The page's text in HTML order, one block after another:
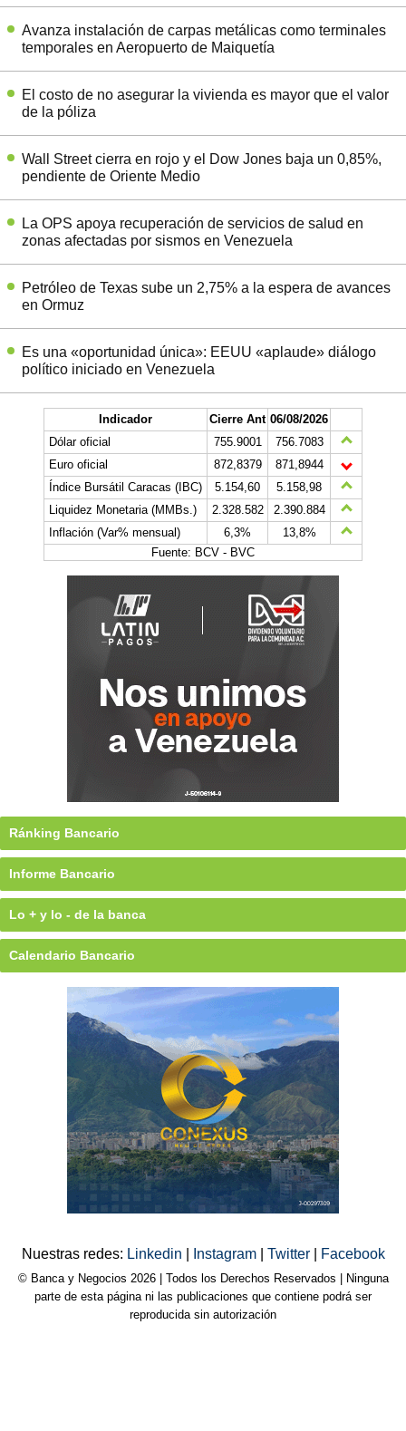
Avanza instalación de carpas metálicas como terminales
temporales en Aeropuerto de Maiquetía
El costo de no asegurar la vivienda es mayor que el valor
de la póliza
Wall Street cierra en rojo y el Dow Jones baja un 0,85%,
pendiente de Oriente Medio
La OPS apoya recuperación de servicios de salud en
zonas afectadas por sismos en Venezuela
Petróleo de Texas sube un 2,75% a la espera de avances
en Ormuz
Es una «oportunidad única»: EEUU «aplaude» diálogo
político iniciado en Venezuela
Indicador Cierre Ant 06/08/2026
Dólar oficial
755.9001
756.7083
Euro oficial
872,8379
871,8944
Índice Bursátil Caracas (IBC)
5.154,60
5.158,98
Liquidez Monetaria (MMBs.)
2.328.582
2.390.884
Inflación (Var% mensual)
6,3%
13,8%
Fuente: BCV - BVC
Ránking Bancario
Informe Bancario
Lo + y lo - de la banca
Calendario Bancario
Nuestras redes: Linkedin Instagram Twitter Facebook
© Banca y Negocios 2026 | Todos los Derechos Reservados | Ninguna
parte de esta página ni las publicaciones que contiene podrá ser
reproducida sin autorización